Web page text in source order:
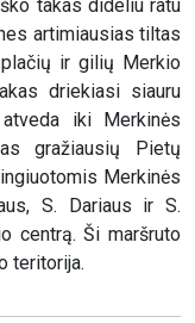
takas dideliu ratu
artimiausias tiltas
ir gilių Merkio
driekiasi siauru
iki Merkinės
gražiausių Pietų
Merkinės
S. Dariaus ir S.
centrą. Ši maršruto
teritorija.